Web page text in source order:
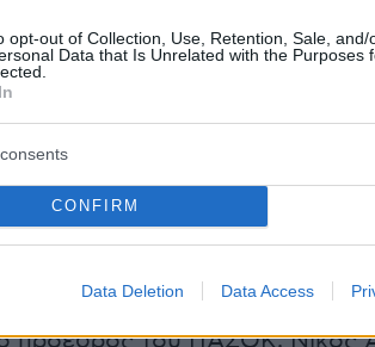
opt-out of Collection, Use, Retention, Sale, and/
Data that Is Unrelated with the Purposes
CONFIRM
Data Deletion Data Access
αποκάλυψε το περιεχόμενο
τον πρόεδρο της ΑΔΑΕ,
για τις επισυνδέσεις.
Τσίπρας, ο φάκελος που του
επιβεβαιώνει ότι 10
και πρώην υπουργός
πρόεδρος του ΠΑΣΟΚ, Νίκος